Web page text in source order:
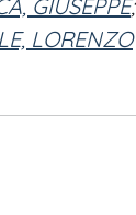
GIUSEPPE;
LORENZO